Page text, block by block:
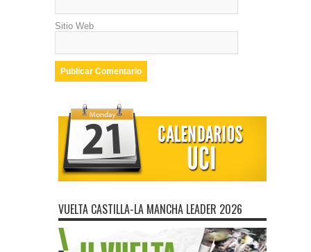
Sitio Web
VUELTA CASTILLA-LA MANCHA LEADER 2026